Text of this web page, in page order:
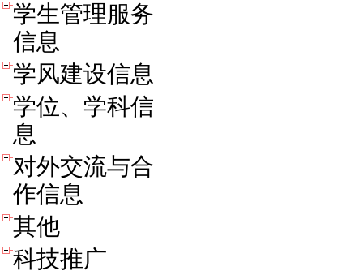
学生管理服务
信息
学风建设信息
学位、学科信
息
对外交流与合
作信息
其他
科技推广